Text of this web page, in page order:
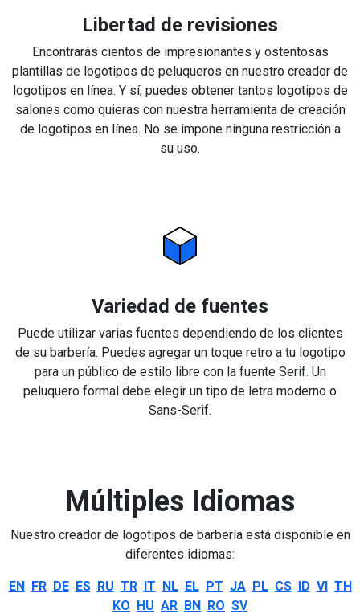
Libertad de revisiones
Encontrarás cientos de impresionantes y ostentosas
plantillas de logotipos de peluqueros en nuestro creador de
logotipos en línea. Y sí, puedes obtener tantos logotipos de
salones como quieras con nuestra herramienta de creación
de logotipos en línea. No se impone ninguna restricción a
su uso.
Variedad de fuentes
Puede utilizar varias fuentes dependiendo de los clientes
de su barbería. Puedes agregar un toque retro a tu logotipo
para un público de estilo libre con la fuente Serif. Un
peluquero formal debe elegir un tipo de letra moderno o
Sans-Serif.
Múltiples Idiomas
Nuestro creador de logotipos de barbería está disponible en
diferentes idiomas:
EN FR DE ES RU TR IT NL EL PT JA PL CS ID VI TH
KO HU AR BN RO SV